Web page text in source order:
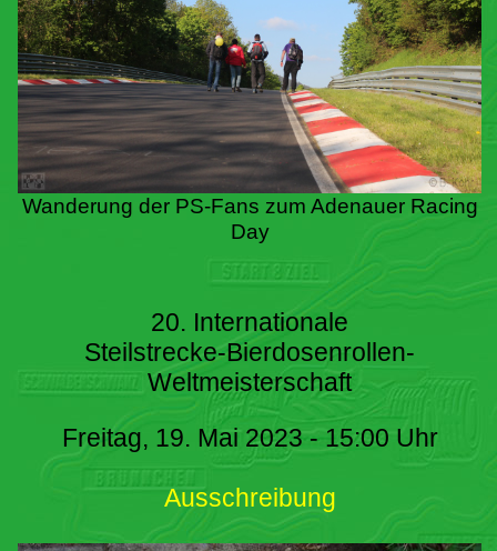
Wanderung der PS-Fans zum Adenauer Racing
Day
20. Internationale
Steilstrecke-Bierdosenrollen-
Weltmeisterschaft
Freitag, 19. Mai 2023 - 15:00 Uhr
Ausschreibung